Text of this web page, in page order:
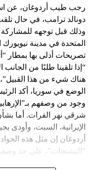
رجب طيب أردوغان، عن
دونالد ترامب، في حال
وذلك قبل توجهه للمشاركة
المتحدة في مدينة
تصريحات أدلى بها بمطار
“إذا تلقينا طلبًا من
هناك شيء من هذا القبيل”،
الوضع في سوريا، أكد
وجود من وصفهم
شرقي نهر الفرات. أما
أردوغان إن مثل هذه
“التشنجات”، على حد